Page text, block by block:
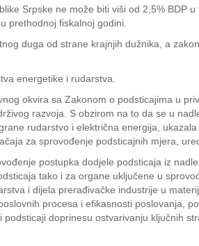
Srpske ne može biti viši od 2,5% BDP
prethodnoj fiskalnoj godini.
duga od strane krajnjih dužnika, a
energetike i rudarstva.
okvira sa Zakonom o podsticajima u
razvoja. S obzirom na to da se u
rudarstvo i električna energija,
za sprovođenje podsticajnih mjera,
postupka dodjele podsticaja iz
tako i za organe uključene u
i dijela prerađivačke industrije u
procesa i efikasnosti poslovanja,
doprinesu ostvarivanju ključnih